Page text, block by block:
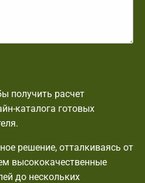
получить расчет
каталога готовых
решение, отталкиваясь от
высококачественные
до нескольких